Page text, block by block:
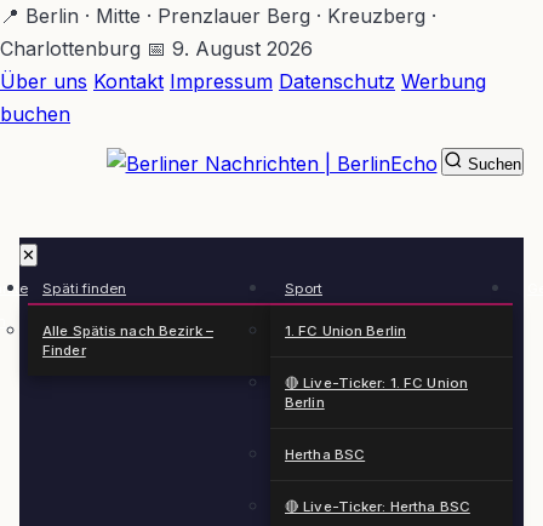
Zum
Hauptinhalt
springen
📍 Berlin · Mitte · Prenzlauer Berg · Kreuzberg ·
Charlottenburg 📅 9. August 2026
Über uns Kontakt Impressum Datenschutz Werbung
buchen
✕
Späti finden
Alle Spätis nach Bezirk –
Finder
Sport
1. FC Union Berlin
🔴 Live-Ticker: 1. FC Union
Berlin
Hertha BSC
🔴 Live-Ticker: Hertha BSC
Suchen